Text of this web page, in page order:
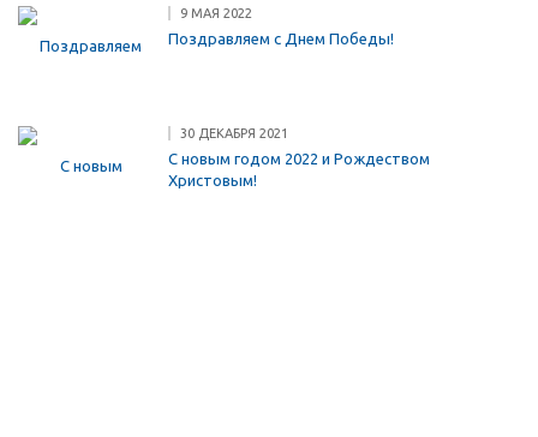
9 МАЯ 2022
Поздравляем с Днем Победы!
30 ДЕКАБРЯ 2021
С новым годом 2022 и Рождеством
Христовым!